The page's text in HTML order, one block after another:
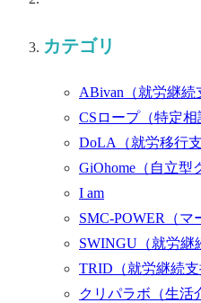
カテゴリ
ABivan （就労継
CSロープ （特定
DoLA （就労移行
GiOhome （自立型
I am
SMC-POWER （
SWINGU （就労
TRID （就労継続
クリパラボ （生活